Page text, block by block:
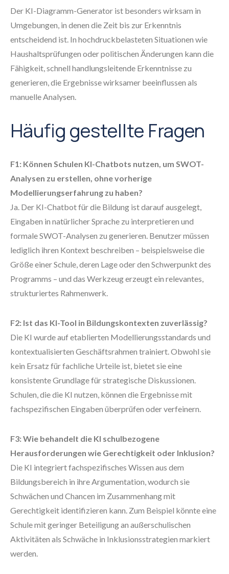
Der KI-Diagramm-Generator ist besonders wirksam in
Umgebungen, in denen die Zeit bis zur Erkenntnis
entscheidend ist. In hochdruckbelasteten Situationen wie
Haushaltsprüfungen oder politischen Änderungen kann die
Fähigkeit, schnell handlungsleitende Erkenntnisse zu
generieren, die Ergebnisse wirksamer beeinflussen als
manuelle Analysen.
Häufig gestellte Fragen
F1: Können Schulen KI-Chatbots nutzen, um SWOT-
Analysen zu erstellen, ohne vorherige
Modellierungserfahrung zu haben?
Ja. Der KI-Chatbot für die Bildung ist darauf ausgelegt,
Eingaben in natürlicher Sprache zu interpretieren und
formale SWOT-Analysen zu generieren. Benutzer müssen
lediglich ihren Kontext beschreiben – beispielsweise die
Größe einer Schule, deren Lage oder den Schwerpunkt des
Programms – und das Werkzeug erzeugt ein relevantes,
strukturiertes Rahmenwerk.
F2: Ist das KI-Tool in Bildungskontexten zuverlässig?
Die KI wurde auf etablierten Modellierungsstandards und
kontextualisierten Geschäftsrahmen trainiert. Obwohl sie
kein Ersatz für fachliche Urteile ist, bietet sie eine
konsistente Grundlage für strategische Diskussionen.
Schulen, die die KI nutzen, können die Ergebnisse mit
fachspezifischen Eingaben überprüfen oder verfeinern.
F3: Wie behandelt die KI schulbezogene
Herausforderungen wie Gerechtigkeit oder Inklusion?
Die KI integriert fachspezifisches Wissen aus dem
Bildungsbereich in ihre Argumentation, wodurch sie
Schwächen und Chancen im Zusammenhang mit
Gerechtigkeit identifizieren kann. Zum Beispiel könnte eine
Schule mit geringer Beteiligung an außerschulischen
Aktivitäten als Schwäche in Inklusionsstrategien markiert
werden.